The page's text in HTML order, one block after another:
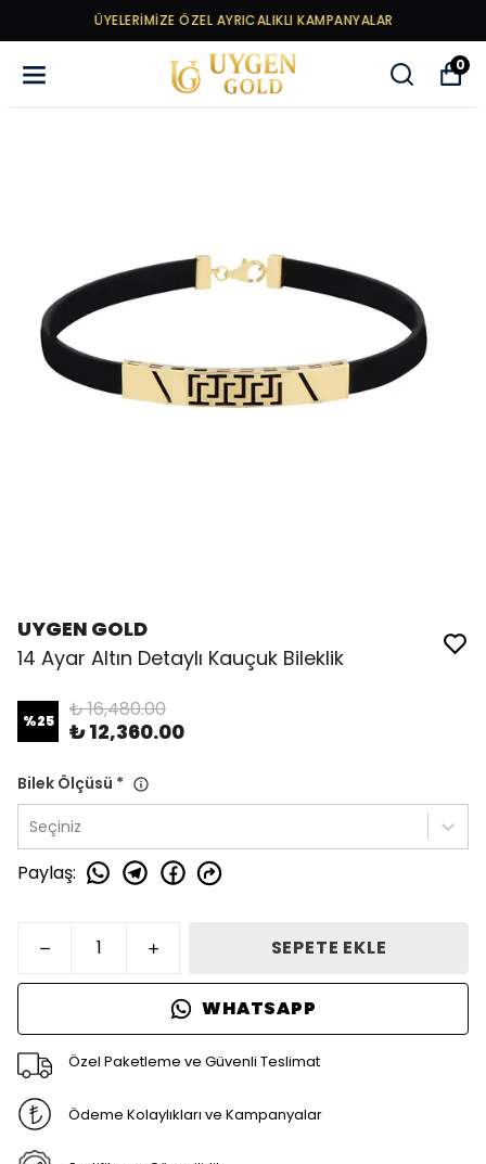
ÜYELERİMİZE ÖZEL AYRICALIKLI KAMPANYALAR
0
UYGEN GOLD
14 Ayar Altın Detaylı Kauçuk Bileklik
%25 ₺ 16,480.00
₺ 12,360.00
Bilek Ölçüsü *
Seçiniz
Paylaş:
SEPETE EKLE
WHATSAPP
Özel Paketleme ve Güvenli Teslimat
Ödeme Kolaylıkları ve Kampanyalar